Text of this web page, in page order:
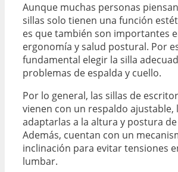
Aunque muchas personas
sillas solo tienen una función
es que también son importantes
ergonomía y salud postural. Por
fundamental elegir la silla
problemas de espalda y cuello.
Por lo general, las sillas de
vienen con un respaldo
adaptarlas a la altura y postura
Además, cuentan con un
inclinación para evitar tensiones
lumbar.